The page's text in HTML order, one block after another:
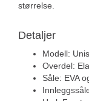
størrelse.
Detaljer
Modell:
Overdel:
Såle: EVA